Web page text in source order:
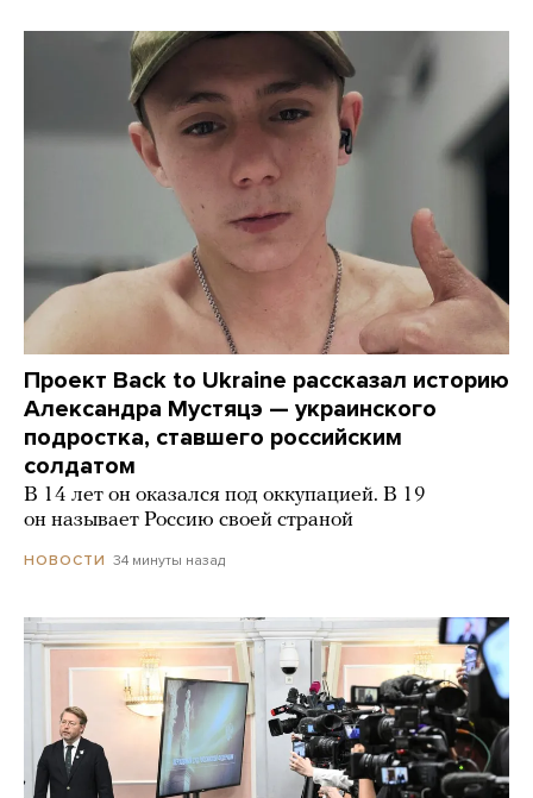
Проект Back to Ukraine рассказал историю
Александра Мустяцэ — украинского
подростка, ставшего российским
солдатом
В 14 лет он оказался под оккупацией. В 19
он называет Россию своей страной
НОВОСТИ 34 минуты назад